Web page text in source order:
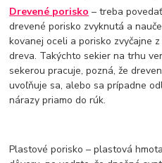
Drevené porisko – treba
drevené porisko zvyknutá a
kovanej oceli a porisko zvyčajne
dreva. Takýchto sekier na trhu
sekerou pracuje, pozná, že
uvoľňuje sa, alebo sa prípadne
nárazy priamo do rúk.
Plastové porisko – plastová